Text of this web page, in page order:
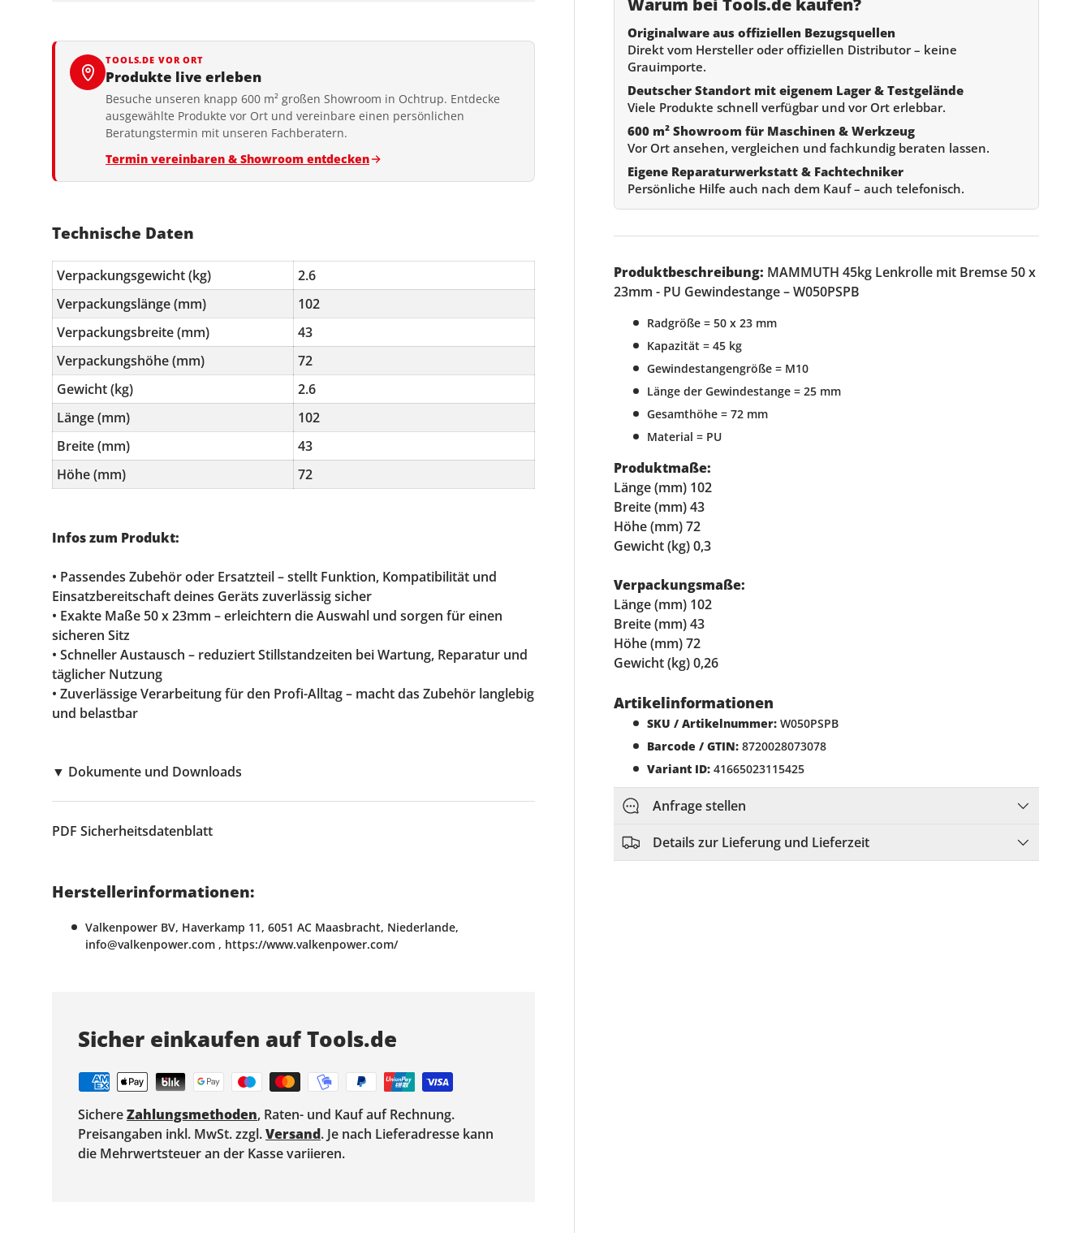
Originalware aus offiziellen Bezugsquellen
Direkt vom Hersteller oder offiziellen Distributor – keine
Grauimporte.
Deutscher Standort mit eigenem Lager & Testgelände
Viele Produkte schnell verfügbar und vor Ort erlebbar.
600 m² Showroom für Maschinen & Werkzeug
Vor Ort ansehen, vergleichen und fachkundig beraten lassen.
Eigene Reparaturwerkstatt & Fachtechniker
Persönliche Hilfe auch nach dem Kauf – auch telefonisch.
Produktbeschreibung: MAMMUTH 45kg Lenkrolle mit Bremse 50 x
23mm - PU Gewindestange – W050PSPB
Radgröße = 50 x 23 mm
Kapazität = 45 kg
Gewindestangengröße = M10
Länge der Gewindestange = 25 mm
Gesamthöhe = 72 mm
Material = PU
Produktmaße:
Länge (mm) 102
Breite (mm) 43
Höhe (mm) 72
Gewicht (kg) 0,3
Verpackungsmaße:
Länge (mm) 102
Breite (mm) 43
Höhe (mm) 72
Gewicht (kg) 0,26
Artikelinformationen
SKU / Artikelnummer: W050PSPB
Barcode / GTIN: 8720028073078
Variant ID: 41665023115425
Anfrage stellen
Details zur Lieferung und Lieferzeit
TOOLS.DE VOR ORT
Produkte live erleben
Besuche unseren knapp 600 m² großen Showroom in Ochtrup. Entdecke
ausgewählte Produkte vor Ort und vereinbare einen persönlichen
Beratungstermin mit unseren Fachberatern.
Termin vereinbaren & Showroom entdecken
Technische Daten
Verpackungsgewicht (kg)
2.6
Verpackungslänge (mm)
102
Verpackungsbreite (mm)
43
Verpackungshöhe (mm)
72
Gewicht (kg)
2.6
Länge (mm)
102
Breite (mm)
43
Höhe (mm)
72
Infos zum Produkt:
• Passendes Zubehör oder Ersatzteil – stellt Funktion, Kompatibilität und
Einsatzbereitschaft deines Geräts zuverlässig sicher
• Exakte Maße 50 x 23mm – erleichtern die Auswahl und sorgen für einen
sicheren Sitz
• Schneller Austausch – reduziert Stillstandzeiten bei Wartung, Reparatur und
täglicher Nutzung
• Zuverlässige Verarbeitung für den Profi-Alltag – macht das Zubehör langlebig
und belastbar
▼ Dokumente und Downloads
PDF Sicherheitsdatenblatt
Herstellerinformationen:
Valkenpower BV, Haverkamp 11, 6051 AC Maasbracht, Niederlande,
info@valkenpower.com , https://www.valkenpower.com/
Sicher einkaufen auf Tools.de
SichereZahlungsmethoden, Raten- und Kauf auf Rechnung.
Preisangaben inkl. MwSt. zzgl.Versand. Je nach Lieferadresse kann
die Mehrwertsteuer an der Kasse variieren.